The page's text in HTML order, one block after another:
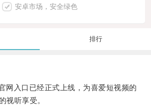
安卓市场，安全绿色
排行
入口已经正式上线，为喜爱短视频的
视听享受。